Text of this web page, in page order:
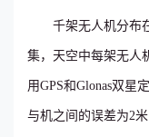
千架无人机分布
集，天空中每架无人
用GPS和Glonas双星
与机之间的误差为2